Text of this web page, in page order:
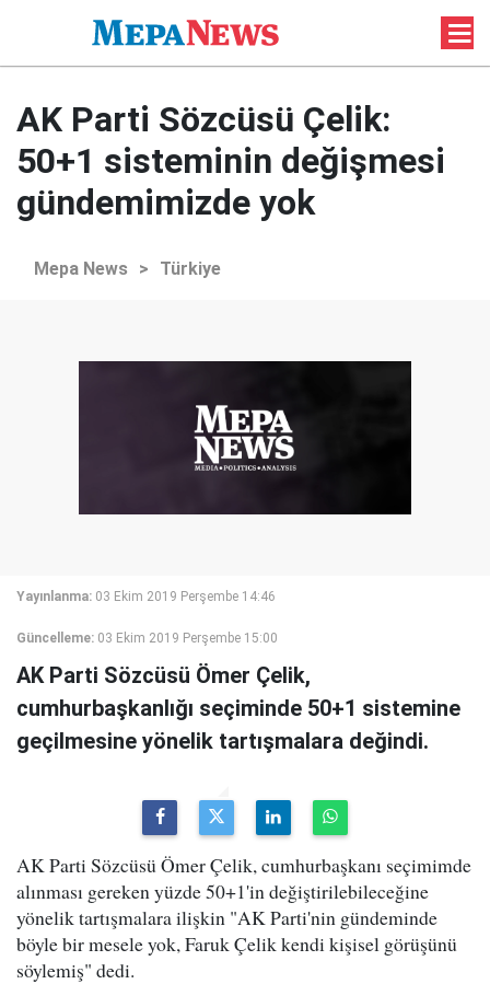
AK Parti Sözcüsü Çelik:
50+1 sisteminin değişmesi
gündemimizde yok
Mepa News > Türkiye
Yayınlanma: 03 Ekim 2019 Perşembe 14:46
Güncelleme: 03 Ekim 2019 Perşembe 15:00
AK Parti Sözcüsü Ömer Çelik,
cumhurbaşkanlığı seçiminde 50+1 sistemine
geçilmesine yönelik tartışmalara değindi.
AK Parti Sözcüsü Ömer Çelik, cumhurbaşkanı seçimimde
alınması gereken yüzde 50+1'in değiştirilebileceğine
yönelik tartışmalara ilişkin "AK Parti'nin gündeminde
böyle bir mesele yok, Faruk Çelik kendi kişisel görüşünü
söylemiş" dedi.